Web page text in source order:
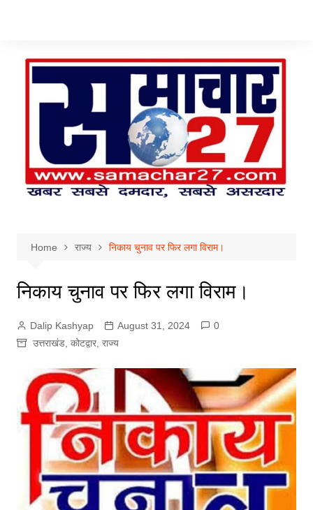
Home राज्य निकाय चुनाव पर फिर लगा विराम।
निकाय चुनाव पर फिर लगा विराम।
Dalip Kashyap August 31, 2024
0
उत्तराखंड, कोटद्वार, राज्य